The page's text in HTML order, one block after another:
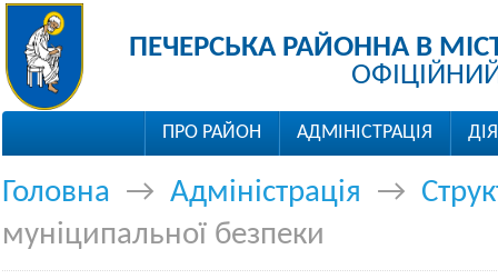
ПЕЧЕРСЬКА РАЙОННА В
ПРО РАЙОН АДМІНІСТРАЦІЯ
Головна → Адміністрація →
муніципальної безпеки